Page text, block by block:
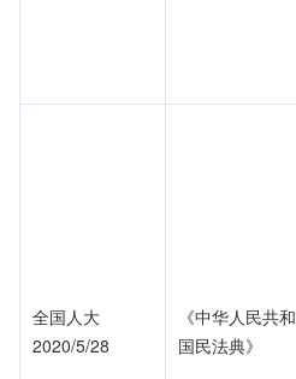
全国人大
2020/5/28
《中华人民共和
国民法典》